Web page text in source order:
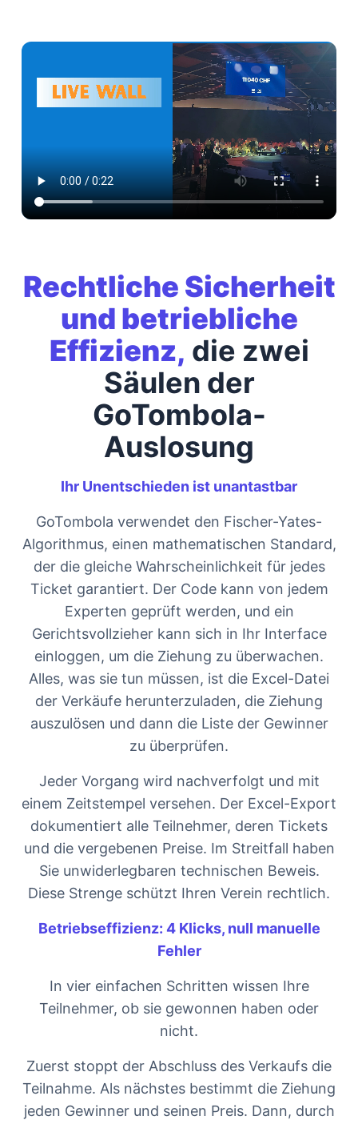
Rechtliche Sicherheit
und betriebliche
Effizienz, die zwei
Säulen der
GoTombola-
Auslosung
Ihr Unentschieden ist unantastbar
GoTombola verwendet den Fischer-Yates-
Algorithmus, einen mathematischen Standard,
der die gleiche Wahrscheinlichkeit für jedes
Ticket garantiert. Der Code kann von jedem
Experten geprüft werden, und ein
Gerichtsvollzieher kann sich in Ihr Interface
einloggen, um die Ziehung zu überwachen.
Alles, was sie tun müssen, ist die Excel-Datei
der Verkäufe herunterzuladen, die Ziehung
auszulösen und dann die Liste der Gewinner
zu überprüfen.
Jeder Vorgang wird nachverfolgt und mit
einem Zeitstempel versehen. Der Excel-Export
dokumentiert alle Teilnehmer, deren Tickets
und die vergebenen Preise. Im Streitfall haben
Sie unwiderlegbaren technischen Beweis.
Diese Strenge schützt Ihren Verein rechtlich.
Betriebseffizienz: 4 Klicks, null manuelle
Fehler
In vier einfachen Schritten wissen Ihre
Teilnehmer, ob sie gewonnen haben oder
nicht.
Zuerst stoppt der Abschluss des Verkaufs die
Teilnahme. Als nächstes bestimmt die Ziehung
jeden Gewinner und seinen Preis. Dann, durch